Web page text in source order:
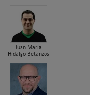
Juan María
Hidalgo Betanzos